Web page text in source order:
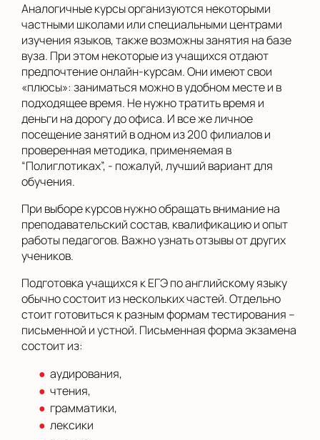
Аналогичные курсы организуются некоторыми
частными школами или специальными центрами
изучения языков, также возможны занятия на базе
вуза. При этом некоторые из учащихся отдают
предпочтение онлайн-курсам. Они имеют свои
«плюсы»: заниматься можно в удобном месте и в
подходящее время. Не нужно тратить время и
деньги на дорогу до офиса. И все же личное
посещение занятий в одном из 200 филиалов и
проверенная методика, применяемая в
“Полиглотиках”, - пожалуй, лучший вариант для
обучения.
При выборе курсов нужно обращать внимание на
преподавательский состав, квалификацию и опыт
работы педагогов. Важно узнать отзывы от других
учеников.
Подготовка учащихся к ЕГЭ по английскому языку
обычно состоит из нескольких частей. Отдельно
стоит готовиться к разным формам тестирования –
письменной и устной. Письменная форма экзамена
состоит из:
аудирования,
чтения,
грамматики,
лексики